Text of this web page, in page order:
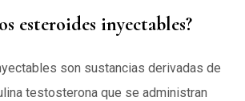
esteroides inyectables?
son sustancias derivadas de
testosterona que se administran